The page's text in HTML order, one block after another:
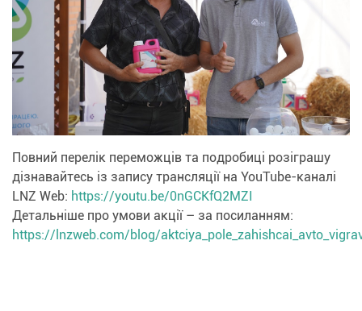
Повний перелік переможців та подробиці розіграшу
дізнавайтесь із запису трансляції на YouTube-каналі
LNZ Web: https://youtu.be/0nGCKfQ2MZI
Детальніше про умови акції – за посиланням:
https://lnzweb.com/blog/